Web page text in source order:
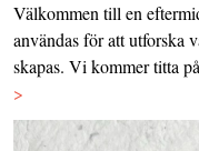
Välkommen till en
användas för att utforska
skapas. Vi kommer titta
>